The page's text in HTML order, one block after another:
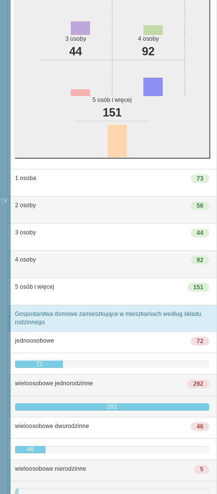
3 osoby
44
4 osoby
92
5 osób i więcej
151
73
1 osoba
56
2 osoby
44
3 osoby
92
4 osoby
151
5 osób i więcej
Gospodarstwa domowe zamieszkujące w mieszkaniach według składu
rodzinnego
72
jednoosobowe
72
292
wieloosobowe jednorodzinne
292
46
wieloosobowe dwurodzinne
46
5
wieloosobowe nierodzinne
5